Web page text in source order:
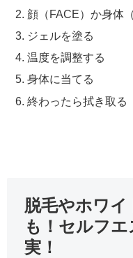
顔（FACE）か身体
ジェルを塗る
温度を調整する
身体に当てる
終わったら拭き取る
脱毛やホワ
も！セルフ
実！